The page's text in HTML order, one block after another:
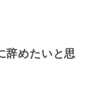
辞めたいと思